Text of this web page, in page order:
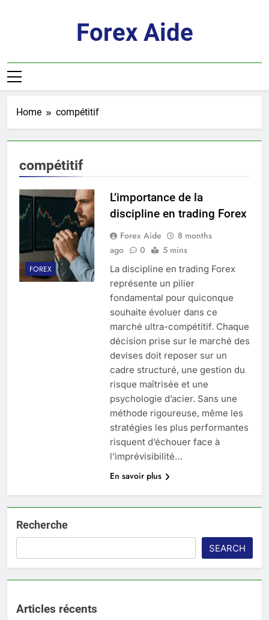
Forex Aide
Home compétitif
compétitif
FOREX
L’importance de la
discipline en trading Forex
Forex Aide
8 months
ago
0 5 mins
La discipline en trading Forex
représente un pilier
fondamental pour quiconque
souhaite évoluer dans ce
marché ultra-compétitif. Chaque
décision prise sur le marché des
devises doit reposer sur un
cadre structuré, une gestion du
risque maîtrisée et une
psychologie d’acier. Sans une
méthode rigoureuse, même les
stratégies les plus performantes
risquent d’échouer face à
l’imprévisibilité…
En savoir plus
Recherche
SEARCH
Articles récents